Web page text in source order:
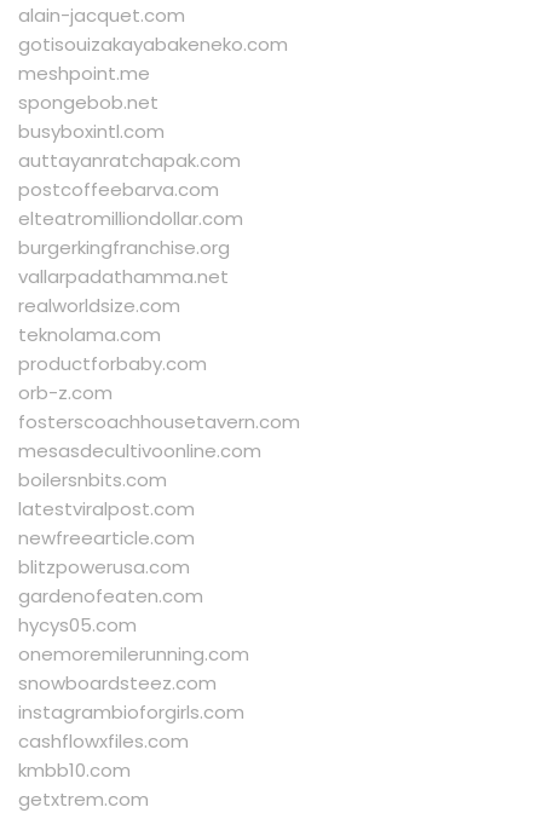
alain-jacquet.com
gotisouizakayabakeneko.com
meshpoint.me
spongebob.net
busyboxintl.com
auttayanratchapak.com
postcoffeebarva.com
elteatromilliondollar.com
burgerkingfranchise.org
vallarpadathamma.net
realworldsize.com
teknolama.com
productforbaby.com
orb-z.com
fosterscoachhousetavern.com
mesasdecultivoonline.com
boilersnbits.com
latestviralpost.com
newfreearticle.com
blitzpowerusa.com
gardenofeaten.com
hycys05.com
onemoremilerunning.com
snowboardsteez.com
instagrambioforgirls.com
cashflowxfiles.com
kmbb10.com
getxtrem.com